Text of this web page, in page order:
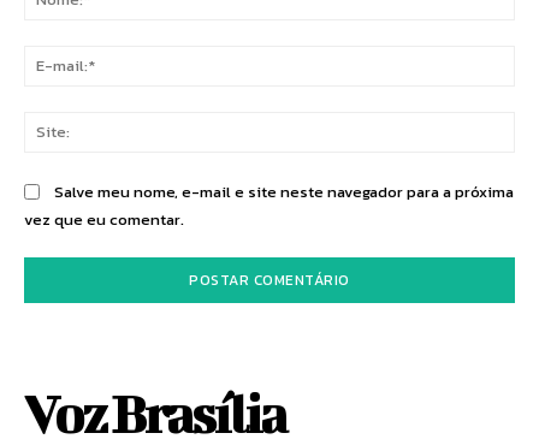
Salve meu nome, e-mail e site neste navegador para a próxima
vez que eu comentar.
Voz Brasília